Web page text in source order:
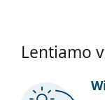
Lentiamo